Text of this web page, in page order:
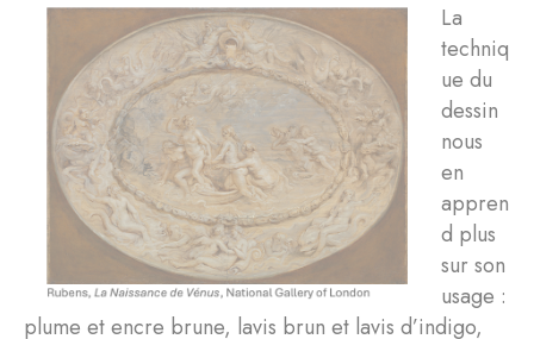
La
techniq
ue du
dessin
nous
en
appren
d plus
sur son
usage :
plume et encre brune, lavis brun et lavis d’indigo,